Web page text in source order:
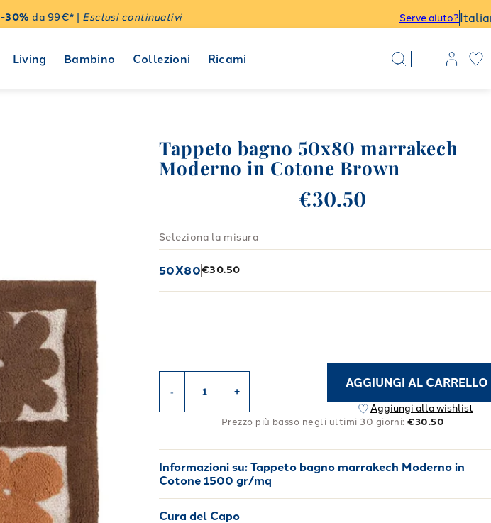
-30% da 99€* | Esclusi continuativi Serve aiuto?
Living Bambino Collezioni Ricami
Tappeto bagno 50x80 marrakech
Moderno in Cotone Brown
€30.50
Seleziona la misura
50X80€30.50
- +
AGGIUNGI AL CARRELLO
Aggiungi alla wishlist
Prezzo più basso negli ultimi 30 giorni: €30.50
Informazioni su: Tappeto bagno marrakech Moderno in
Cotone 1500 gr/mq
Cura del Capo